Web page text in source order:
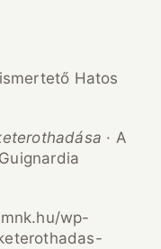
Hatos
· A
wp-